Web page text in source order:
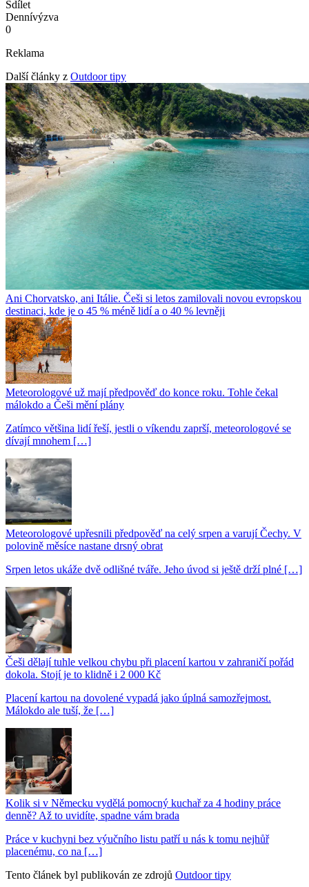
Sdílet
Dennívýzva
0
Reklama
Další články z Outdoor tipy
Ani Chorvatsko, ani Itálie. Češi si letos zamilovali novou evropskou
destinaci, kde je o 45 % méně lidí a o 40 % levněji
Meteorologové už mají předpověď do konce roku. Tohle čekal
málokdo a Češi mění plány
Zatímco většina lidí řeší, jestli o víkendu zaprší, meteorologové se
dívají mnohem […]
Meteorologové upřesnili předpověď na celý srpen a varují Čechy. V
polovině měsíce nastane drsný obrat
Srpen letos ukáže dvě odlišné tváře. Jeho úvod si ještě drží plné […]
Češi dělají tuhle velkou chybu při placení kartou v zahraničí pořád
dokola. Stojí je to klidně i 2 000 Kč
Placení kartou na dovolené vypadá jako úplná samozřejmost.
Málokdo ale tuší, že […]
Kolik si v Německu vydělá pomocný kuchař za 4 hodiny práce
denně? Až to uvidíte, spadne vám brada
Práce v kuchyni bez výučního listu patří u nás k tomu nejhůř
placenému, co na […]
Tento článek byl publikován ze zdrojů Outdoor tipy